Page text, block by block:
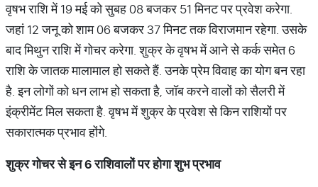
वृषभ राशि में 19 मई को सुबह 08 बजकर 51 मिनट पर प्रवेश करेगा.
जहां 12 जनू को शाम 06 बजकर 37 मिनट तक विराजमान रहेगा. उसके
बाद मिथुन राशि में गोचर करेगा. शुक्र के वृषभ में आने से कर्क समेत 6
राशि के जातक मालामाल हो सकते हैं. उनके ​प्रेम विवाह का योग बन रहा
है. इन लोगों को धन लाभ हो सकता है, जॉब करने वालों को सैलरी में
इंक्रीमेंट मिल सकता है. वृषभ में शुक्र के प्रवेश से​ किन राशियों पर
सकारात्मक प्रभाव होंगे.
शुक्र गोचर से इन 6 राशिवालों पर होगा शुभ प्रभाव